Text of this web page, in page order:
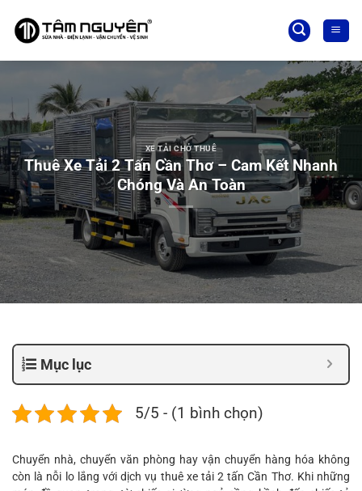
qua
dung
XE TẢI CHỞ THUÊ
Thuê Xe Tải 2 Tấn Cần Thơ – Cam Kết Nhanh
Chóng Và An Toàn
Mục lục
5/5 - (1 bình chọn)
Chuyển nhà, chuyển văn phòng hay vận chuyển hàng hóa không
còn là nỗi lo lắng với dịch vụ thuê xe tải 2 tấn Cần Thơ. Khi những